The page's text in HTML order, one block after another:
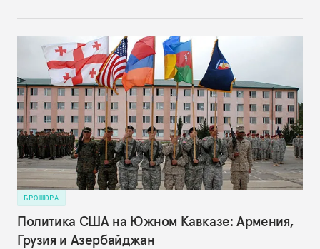
БРОШЮРА
Политика США на Южном Кавказе: Армения,
Грузия и Азербайджан